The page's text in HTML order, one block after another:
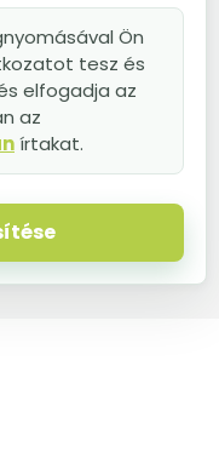
Ön
tesz és
elfogadja az
az
írtakat.